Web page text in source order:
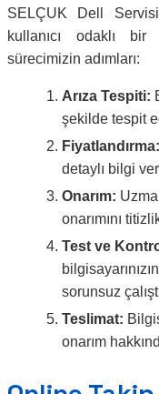
SELÇUK Dell
kullanıcı odaklı
sürecimizin adımları:
Arıza Tespiti:
şekilde tespit
Fiyatlandırma:
detaylı bilgi
Onarım:
onarımını
Test ve
sorunsuz
Teslimat:
onarım